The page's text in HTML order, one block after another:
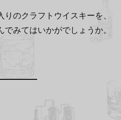
のクラフトウイスキーを、
みてはいかがでしょうか。